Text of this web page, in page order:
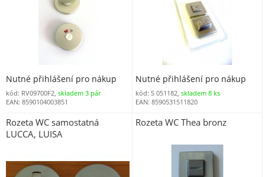
Nutné přihlášení pro nákup
kód: RV09700F2, skladem 3 pár
EAN: 8590104003851
Nutné přihlášení pro nákup
kód: S 051182,skladem 8 ks
EAN: 8590531511820
Rozeta WC samostatná
LUCCA, LUISA
Rozeta WC Thea bronz